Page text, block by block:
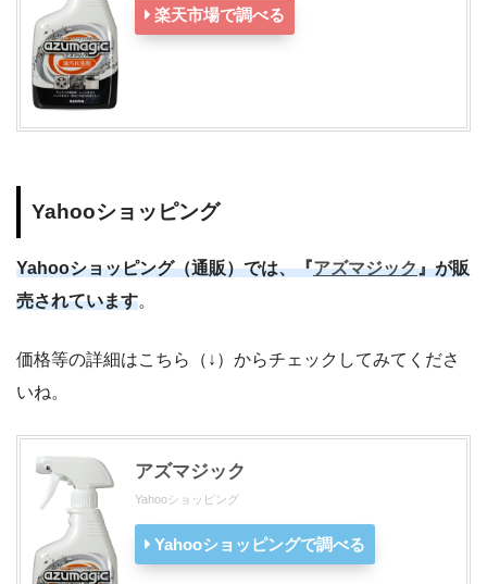
楽天市場で調べる
Yahooショッピング
Yahooショッピング（通販）では、『アズマジック』が販
売されています。
価格等の詳細はこちら（↓）からチェックしてみてくださ
いね。
アズマジック
Yahooショッピング
Yahooショッピングで調べる